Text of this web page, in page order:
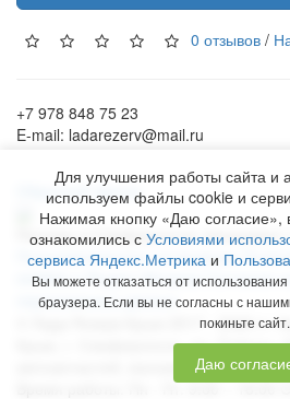
0 отзывов /
+7 978 848 75 23
E-mail: ladarezerv@mail.ru
Обратный звонок
Рекламу в Симферополе
Пользовательское соглашение
cookies и Яндекс.Метрики Согласие
персональных данных
2017 - 2026 гг.
Симферополь,пр. Победы,
автозапчастей, магазин № 158
Пн - Пт. 9:00 – 18:00
Для улучшения работы сайта и
используем файлы cookie и
Нажимая кнопку «Даю согласие»,
ознакомились с Условиями
сервиса Яндекс.Метрикаи
Вы можете отказаться от
браузера. Если вы не согласны с
покиньте сайт.
Даю